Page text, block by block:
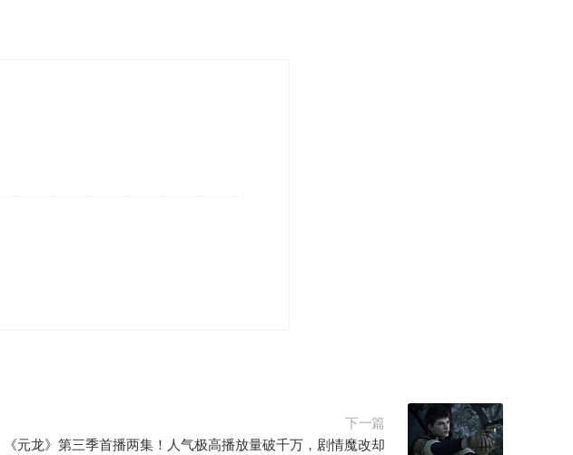
下一篇
《元龙》第三季首播两集！人气极高播放量破千万，剧情魔改却